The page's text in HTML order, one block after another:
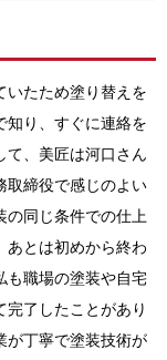
いたため塗り替えを
知り、すぐに連絡を
て、美匠は河口さん
取締役で感じのよい
の同じ条件での仕上
あとは初めから終わ
も職場の塗装や自宅
了したことがあり
が丁寧で塗装技術が